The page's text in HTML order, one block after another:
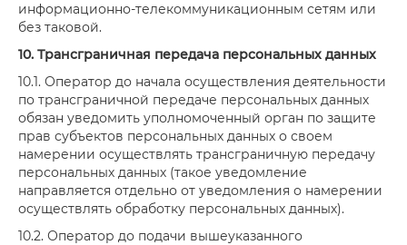
информационно-телекоммуникационным сетям или
без таковой.
10. Трансграничная передача персональных данных
10.1. Оператор до начала осуществления деятельности
по трансграничной передаче персональных данных
обязан уведомить уполномоченный орган по защите
прав субъектов персональных данных о своем
намерении осуществлять трансграничную передачу
персональных данных (такое уведомление
направляется отдельно от уведомления о намерении
осуществлять обработку персональных данных).
10.2. Оператор до подачи вышеуказанного